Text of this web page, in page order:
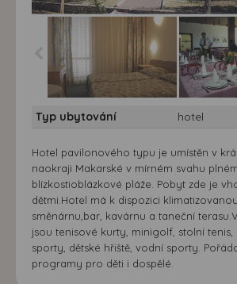
Typ ubytování
hotel
Hotel pavilonového typu je umístěn v
naokraji Makarské v mírném svahu
blízkostioblázkové pláže. Pobyt zde je
dětmi.Hotel má k dispozici
směnárnu,bar, kavárnu a taneční
jsou tenisové kurty, minigolf, stolní tenis,
sporty, dětské hřiště, vodní sporty.
programy pro děti i dospělé.